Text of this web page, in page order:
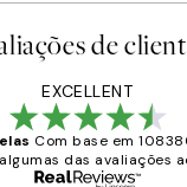
de
EXCELLENT
Com base em
das avaliações